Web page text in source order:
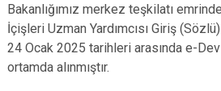
Bakanlığımız merkez teşkilatı
İçişleri Uzman Yardımcısı Giriş
24 Ocak 2025 tarihleri arasında e-
ortamda alınmıştır.